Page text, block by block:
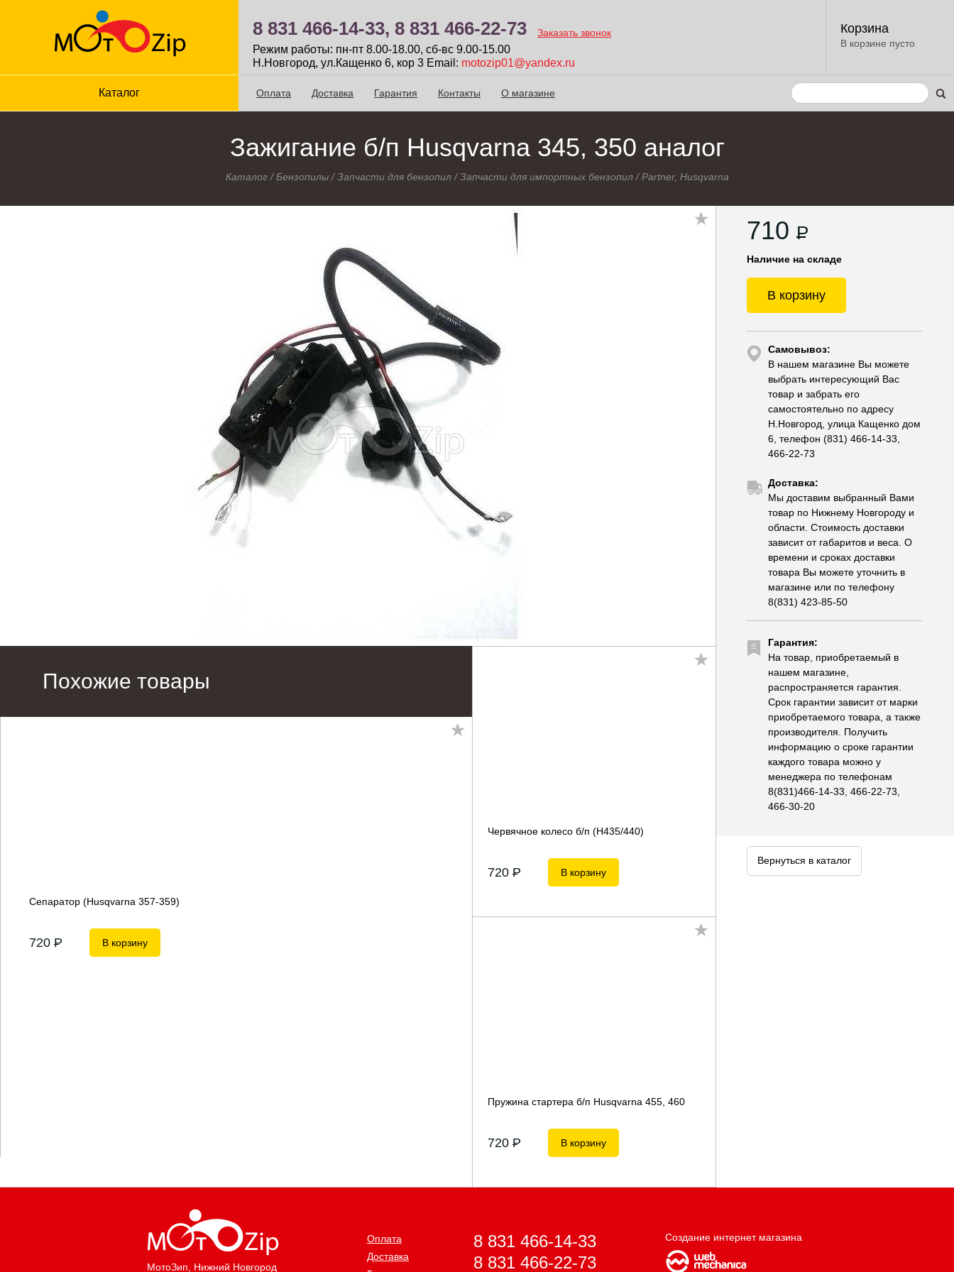
8 831 466-14-33, 8 831 466-22-73 Заказать звонок
Режим работы: пн-пт 8.00-18.00, сб-вc 9.00-15.00
Н.Новгород, ул.Кащенко 6, кор 3 Email: motozip01@yandex.ru
Корзина
В корзине пусто
Каталог Оплата Доставка Гарантия Контакты О магазине
Зажигание б/п Husqvarna 345, 350 аналог
Каталог/Бензопилы/Запчасти для бензопил/Запчасти для импортных бензопил/Partner, Husqvarna
710 P
Наличие на складе
В корзину
Самовывоз:
В нашем магазине Вы можете
выбрать интересующий Вас
товар и забрать его
самостоятельно по адресу
Н.Новгород, улица Кащенко дом
6, телефон (831) 466-14-33,
466-22-73
Доставка:
Мы доставим выбранный Вами
товар по Нижнему Новгороду и
области. Стоимость доставки
зависит от габаритов и веса. О
времени и сроках доставки
товара Вы можете уточнить в
магазине или по телефону
8(831) 423-85-50
Гарантия:
На товар, приобретаемый в
нашем магазине,
распространяется гарантия.
Срок гарантии зависит от марки
приобретаемого товара, а также
производителя. Получить
информацию о сроке гарантии
каждого товара можно у
менеджера по телефонам
8(831)466-14-33, 466-22-73,
466-30-20
Вернуться в каталог
Похожие товары
Сепаратор (Husqvarna 357-359)
720 P В корзину
Червячное колесо б/п (H435/440)
720 P В корзину
Пружина стартера б/п Husqvarna 455, 460
720 P В корзину
МотоЗип , Нижний Новгород
Оплата
Доставка
8 831 466-14-33
8 831 466-22-73
Создание интернет магазина